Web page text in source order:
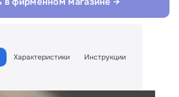
Характеристики Инструкции